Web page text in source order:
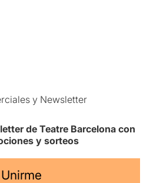
y Newsletter
de Teatre Barcelona con
y sorteos
Unirme